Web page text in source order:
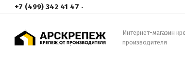
+7 (499) 342 41 47
Интернет-магазин
производителя